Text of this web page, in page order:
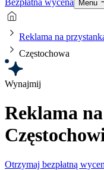
Bezpłatna wycena Menu
Reklama na
Częstochowa
Wynajmij
Reklama
Otrzymaj bezpłatną